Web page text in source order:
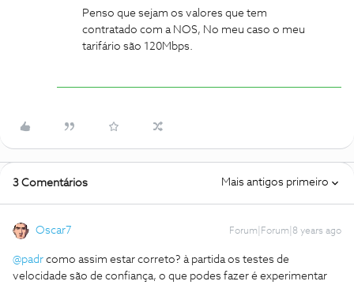
Penso que sejam os valores que tem
contratado com a NOS, No meu caso o meu
tarifário são 120Mbps.
3 Comentários Mais antigos primeiro
Oscar7 Forum|Forum|8 years ago
@padr como assim estar correto? à partida os testes de
velocidade são de confiança, o que podes fazer é experimentar